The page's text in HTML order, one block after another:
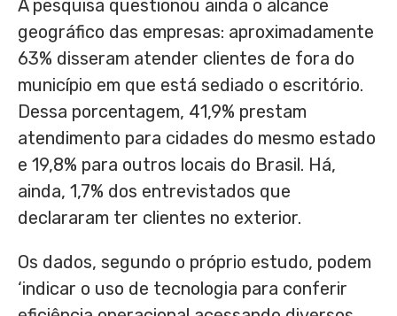
A pesquisa questionou ainda o alcance
geográfico das empresas: aproximadamente
63% disseram atender clientes de fora do
município em que está sediado o escritório.
Dessa porcentagem, 41,9% prestam
atendimento para cidades do mesmo estado
e 19,8% para outros locais do Brasil. Há,
ainda, 1,7% dos entrevistados que
declararam ter clientes no exterior.
Os dados, segundo o próprio estudo, podem
‘indicar o uso de tecnologia para conferir